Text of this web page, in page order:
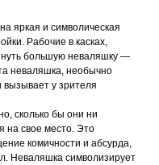
яркая и символическая
Рабочие в касках,
большую неваляшку —
неваляшка, необычно
у зрителя
сколько бы они ни
на свое место. Это
комичности и абсурда,
Неваляшка символизирует